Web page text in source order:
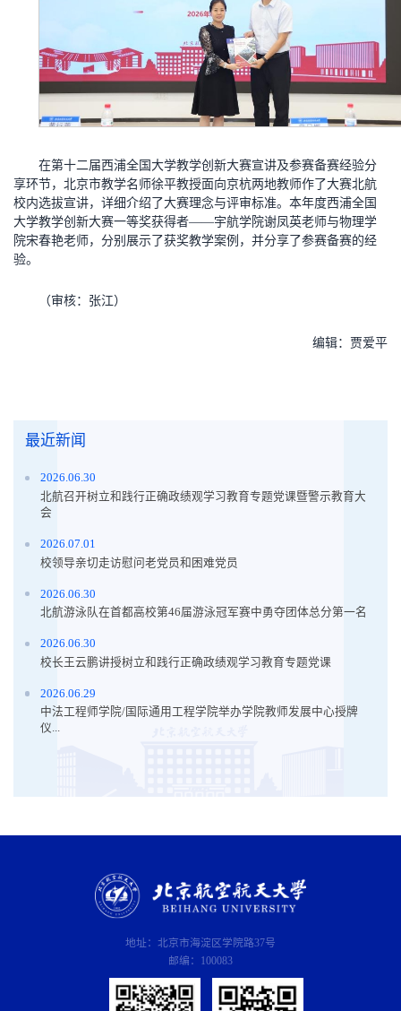
在第十二届西浦全国大学教学创新大赛宣讲及参赛备赛经验分
享环节，北京市教学名师徐平教授面向京杭两地教师作了大赛北航
校内选拔宣讲，详细介绍了大赛理念与评审标准。本年度西浦全国
大学教学创新大赛一等奖获得者——宇航学院谢凤英老师与物理学
院宋春艳老师，分别展示了获奖教学案例，并分享了参赛备赛的经
验。
（审核：张江）
编辑：贾爱平
最近新闻
2026.06.30
北航召开树立和践行正确政绩观学习教育专题党课暨警示教育大
会
2026.07.01
校领导亲切走访慰问老党员和困难党员
2026.06.30
北航游泳队在首都高校第46届游泳冠军赛中勇夺团体总分第一名
2026.06.30
校长王云鹏讲授树立和践行正确政绩观学习教育专题党课
2026.06.29
中法工程师学院/国际通用工程学院举办学院教师发展中心授牌
仪...
地址：北京市海淀区学院路37号
邮编：100083